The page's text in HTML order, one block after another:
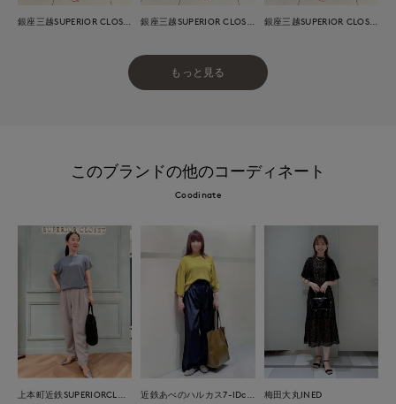
もっと見る
このブランドの他のコーディネート
Coodinate
梅田大丸INED